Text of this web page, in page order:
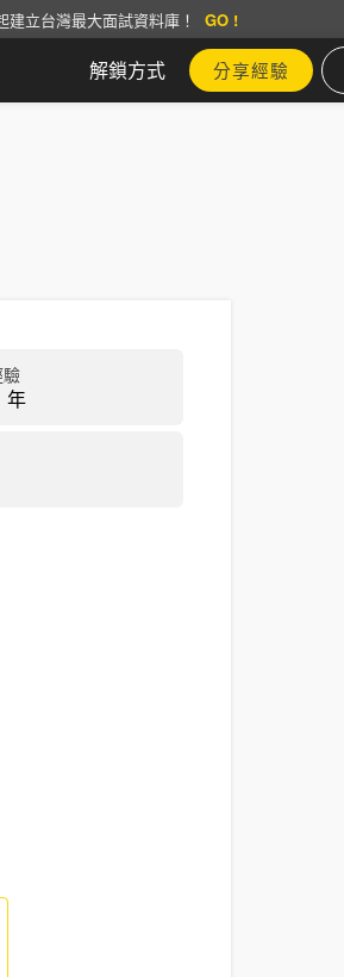
立台灣最大面試資料庫！ GO !
解鎖方式 分享經驗
年